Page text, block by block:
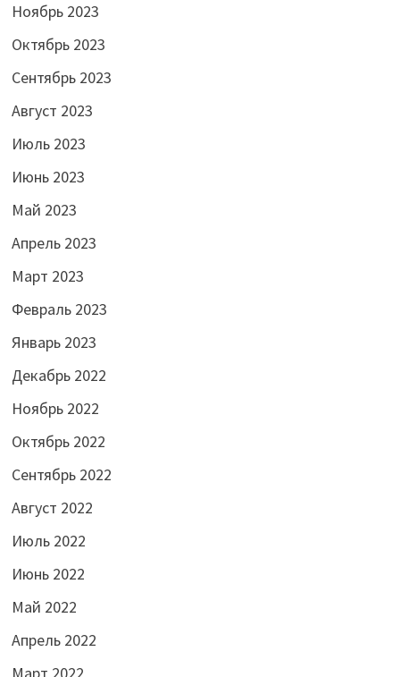
Ноябрь 2023
Октябрь 2023
Сентябрь 2023
Август 2023
Июль 2023
Июнь 2023
Май 2023
Апрель 2023
Март 2023
Февраль 2023
Январь 2023
Декабрь 2022
Ноябрь 2022
Октябрь 2022
Сентябрь 2022
Август 2022
Июль 2022
Июнь 2022
Май 2022
Апрель 2022